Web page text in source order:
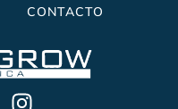
CONTACTO